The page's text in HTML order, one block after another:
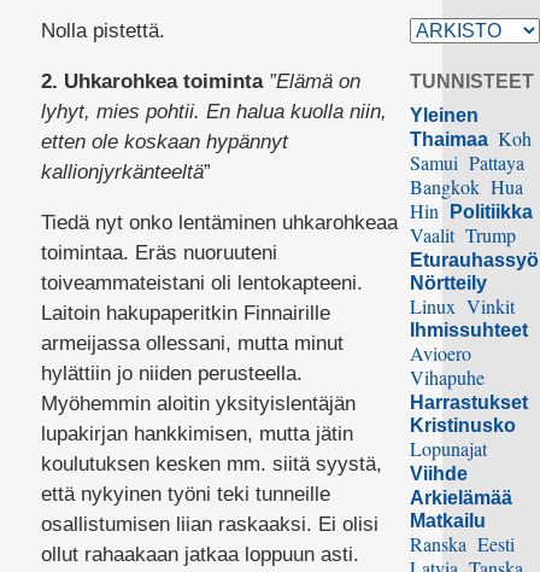
Nolla pistettä.
2. Uhkarohkea toiminta”Elämä on
lyhyt, mies pohtii. En halua kuolla niin,
etten ole koskaan hypännyt
kallionjyrkänteeltä”
Tiedä nyt onko lentäminen uhkarohkeaa
toimintaa. Eräs nuoruuteni
toiveammateistani oli lentokapteeni.
Laitoin hakupaperitkin Finnairille
armeijassa ollessani, mutta minut
hylättiin jo niiden perusteella.
Myöhemmin aloitin yksityislentäjän
lupakirjan hankkimisen, mutta jätin
koulutuksen kesken mm. siitä syystä,
että nykyinen työni teki tunneille
osallistumisen liian raskaaksi. Ei olisi
ollut rahaakaan jatkaa loppuun asti.
TUNNISTEET
Yleinen
Thaimaa Koh
Samui Pattaya
Bangkok Hua
Hin
Politiikka
Vaalit Trump
Nörtteily
Linux Vinkit
Ihmissuhteet
Avioero
Vihapuhe
Harrastukset
Kristinusko
Lopunajat
Viihde
Arkielämää
Matkailu
Ranska Eesti